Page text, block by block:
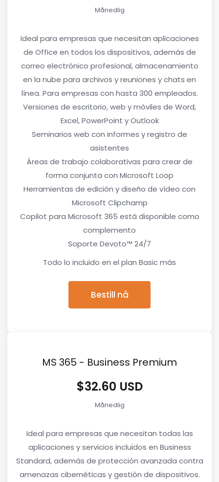
Månedlig
Ideal para empresas que necesitan aplicaciones
de Office en todos los dispositivos, además de
correo electrónico profesional, almacenamiento
en la nube para archivos y reuniones y chats en
línea. Para empresas con hasta 300 empleados.
Versiones de escritorio, web y móviles de Word,
Excel, PowerPoint y Outlook
Seminarios web con informes y registro de
asistentes
Áreas de trabajo colaborativas para crear de
forma conjunta con Microsoft Loop
Herramientas de edición y diseño de vídeo con
Microsoft Clipchamp
Copilot para Microsoft 365 está disponible como
complemento
Soporte Devoto™ 24/7
Todo lo incluido en el plan Basic más
Bestill nå
MS 365 - Business Premium
$32.60 USD
Månedlig
Ideal para empresas que necesitan todas las
aplicaciones y servicios incluidos en Business
Standard, además de protección avanzada contra
amenazas cibernéticas y gestión de dispositivos.